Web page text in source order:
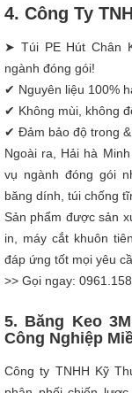
4. Công Ty
➤ Túi PE Hút Chân
ngành đóng gói!
✔ Nguyên liệu 100%
✔ Không mùi, không
✔ Đảm bảo độ trong
Ngoài ra, Hải hà
vụ ngành đóng gói
băng dính, túi chống
Sản phẩm được sản
in, máy cắt khuôn
đáp ứng tốt mọi yêu
>> Gọi ngay:
5. Băng Keo
Công Nghiệp
Công ty TNHH Kỹ